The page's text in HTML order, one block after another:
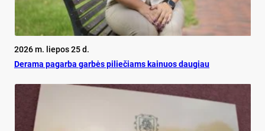
2026 m. liepos 25 d.
De­ra­ma pa­gar­ba gar­bės pi­lie­čiams kai­nuos dau­giau